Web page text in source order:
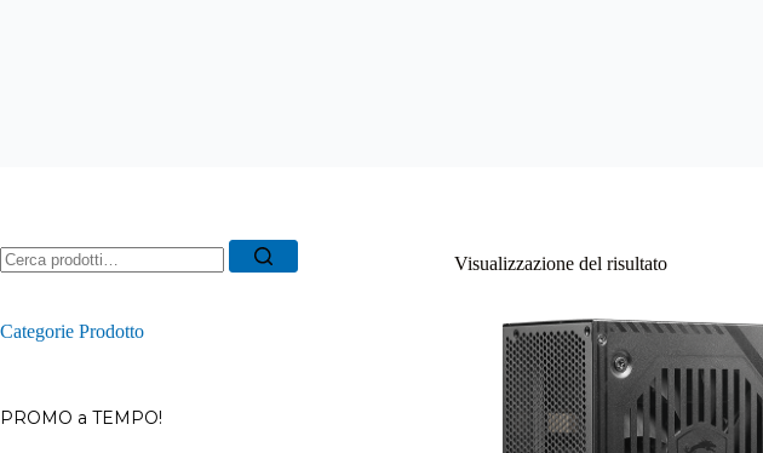
Visualizzazione del risultato
Ricerca
per:
Categorie Prodotto
PROMO a TEMPO!